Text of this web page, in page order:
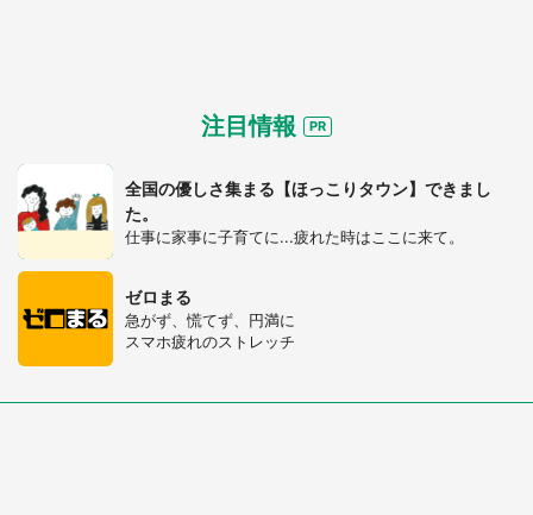
注目情報
全国の優しさ集まる【ほっこりタウン】できまし
た。
仕事に家事に子育てに...疲れた時はここに来て。
ゼロまる
急がず、慌てず、円満に
スマホ疲れのストレッチ